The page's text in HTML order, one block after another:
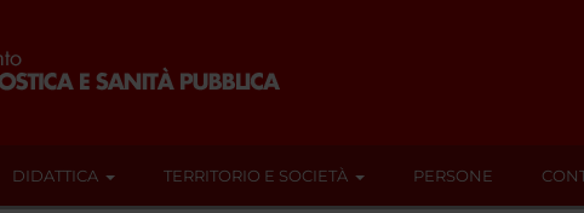
DIDATTICA TERRITORIO E SOCIETÀ PERSONE